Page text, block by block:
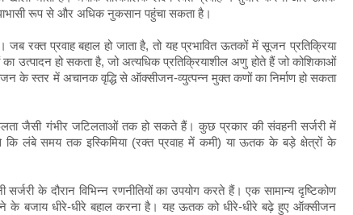
रूप से और अधिक नुकसान पहुंचा सकता है।
रक्त प्रवाह बहाल हो जाता है, तो यह प्रभावित ऊतकों में सूजन प्रतिक्रिया
उत्पादन हो सकता है, जो अत्यधिक प्रतिक्रियाशील अणु होते हैं जो कोशिकाओं
स्तर में अचानक वृद्धि से ऑक्सीजन-व्युत्पन्न मुक्त कणों का निर्माण हो सकता
जैसी गंभीर जटिलताओं तक हो सकते हैं। कुछ प्रकार की संवहनी सर्जरी में
लंबे समय तक इस्किमिया (रक्त प्रवाह में कमी) या ऊतक के बड़े क्षेत्रों के
के दौरान विभिन्न रणनीतियों का उपयोग करते हैं। एक सामान्य दृष्टिकोण
के बजाय धीरे-धीरे बहाल करना है। यह ऊतक को धीरे-धीरे बढ़े हुए ऑक्सीजन